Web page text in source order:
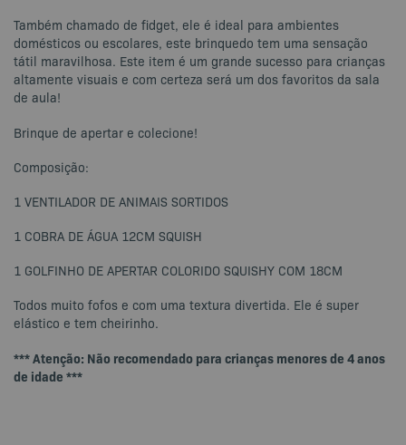
Também chamado de fidget, ele é ideal para ambientes
domésticos ou escolares, este brinquedo tem uma sensação
tátil maravilhosa. Este item é um grande sucesso para crianças
altamente visuais e com certeza será um dos favoritos da sala
de aula!
Brinque de apertar e colecione!
Composição:
1 VENTILADOR DE ANIMAIS SORTIDOS
1 COBRA DE ÁGUA 12CM SQUISH
1 GOLFINHO DE APERTAR COLORIDO SQUISHY COM 18CM
Todos muito fofos e com uma textura divertida. Ele é super
elástico e tem cheirinho.
*** Atenção: Não recomendado para crianças menores de 4 anos
de idade ***